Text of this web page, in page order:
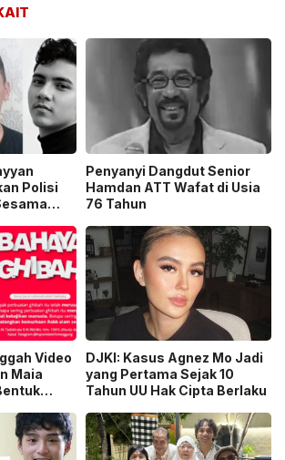
Polisi
Penyanyi Dangdut Senior
Hamdan ATT Wafat di Usia
76 Tahun
Video
Maia
DJKI: Kasus Agnez Mo Jadi
yang Pertama Sejak 10
Tahun UU Hak Cipta Berlaku